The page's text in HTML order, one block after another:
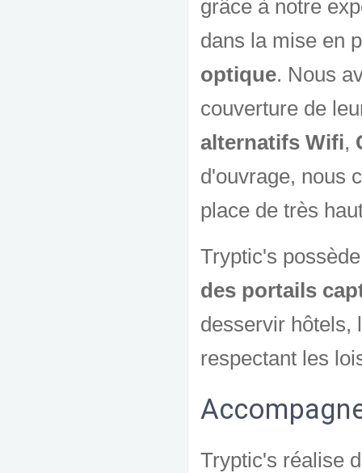
grâce à notre
dans la mise en
optique. Nous
couverture de
alternatifs Wifi,
d'ouvrage, nous
place de très
Tryptic's
des portails
desservir hôtels,
respectant les
Tryptic's réalise